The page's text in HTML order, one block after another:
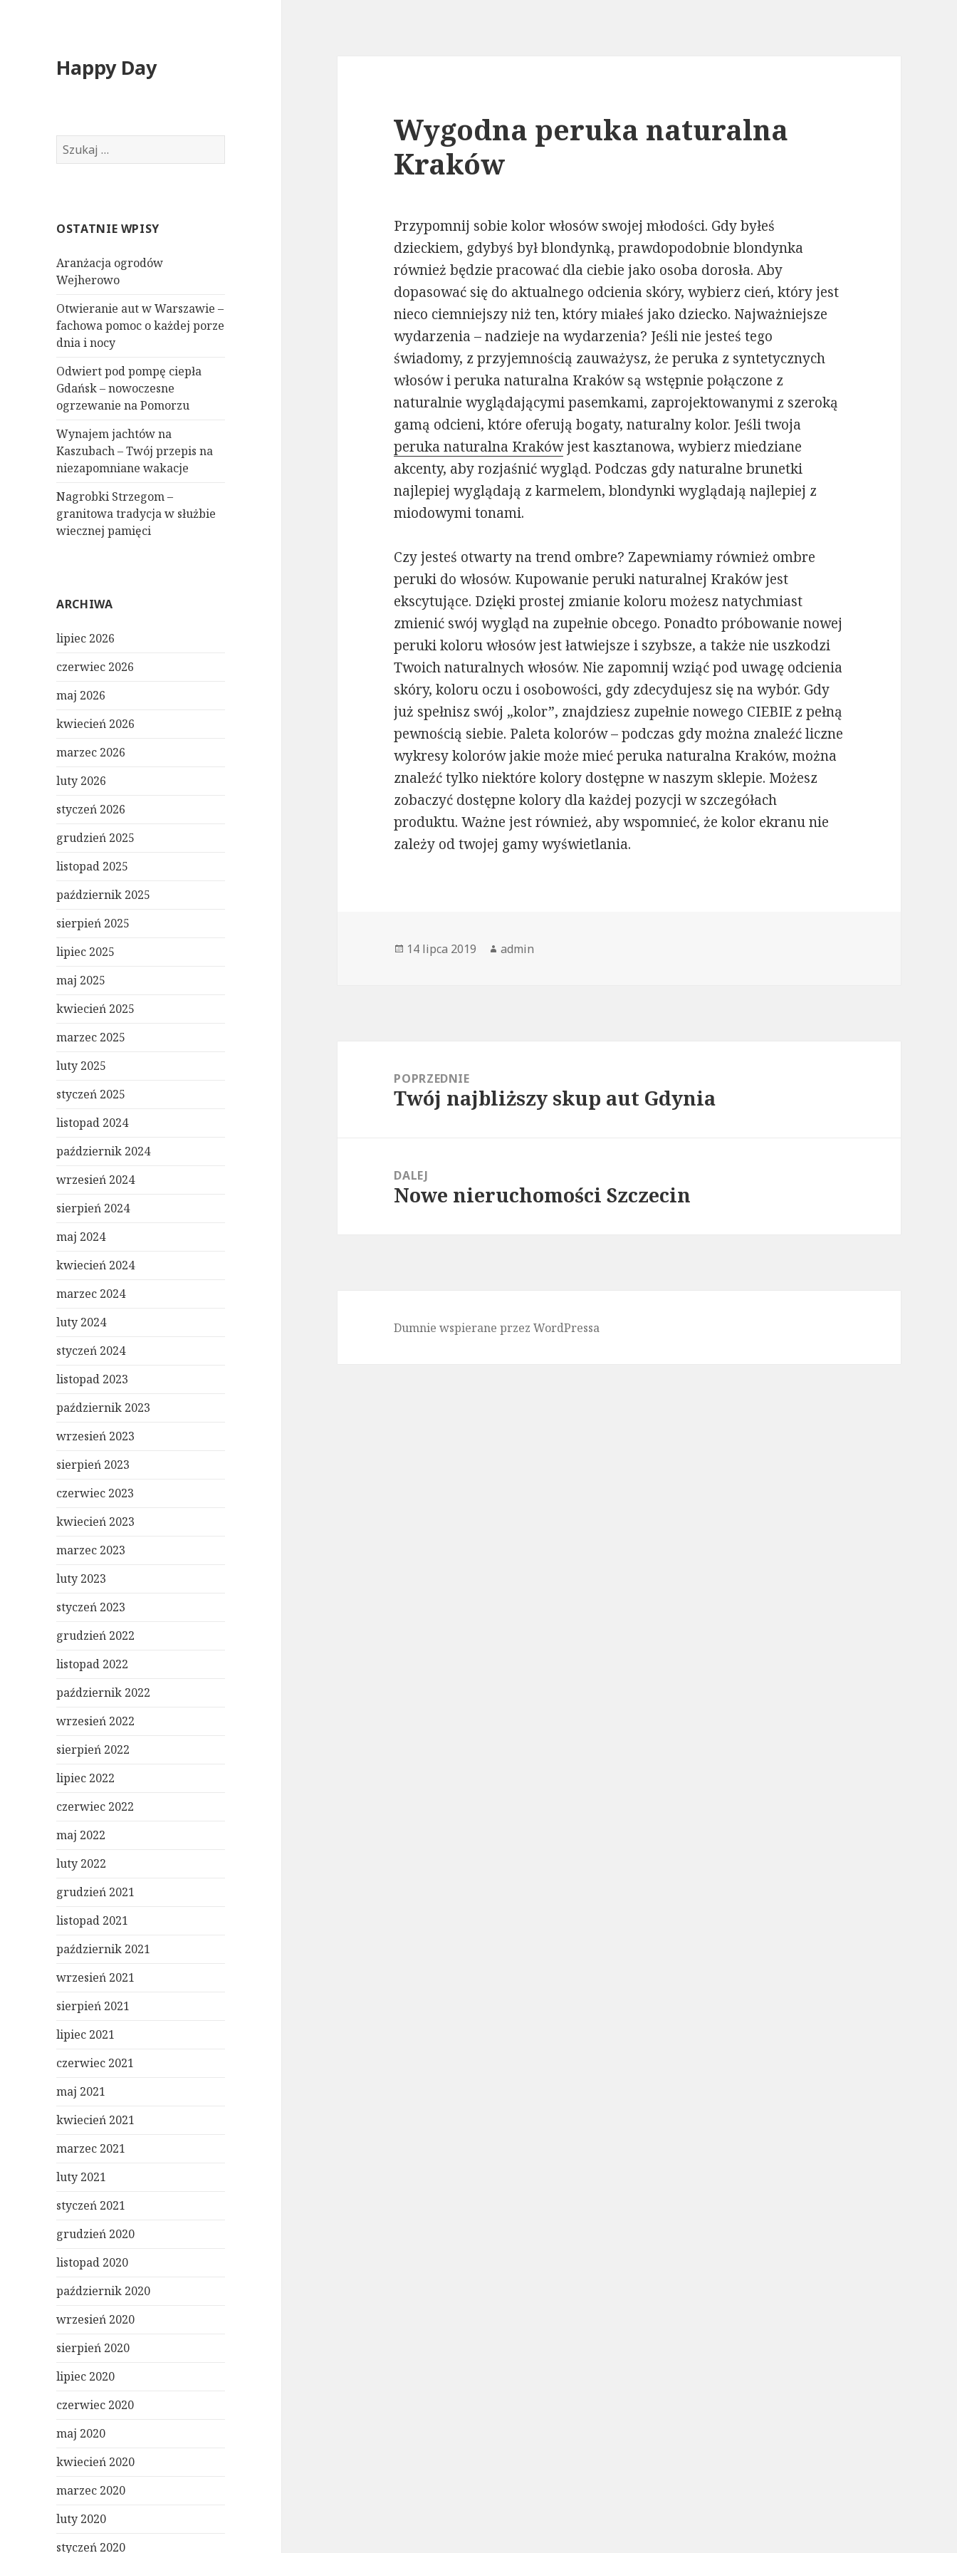
Happy Day
Szukaj:
OSTATNIE WPISY
Aranżacja ogrodów
Wejherowo
Otwieranie aut w Warszawie –
fachowa pomoc o każdej porze
dnia i nocy
Odwiert pod pompę ciepła
Gdańsk – nowoczesne
ogrzewanie na Pomorzu
Wynajem jachtów na
Kaszubach – Twój przepis na
niezapomniane wakacje
Nagrobki Strzegom –
granitowa tradycja w służbie
wiecznej pamięci
ARCHIWA
lipiec 2026
czerwiec 2026
maj 2026
kwiecień 2026
marzec 2026
luty 2026
styczeń 2026
grudzień 2025
listopad 2025
październik 2025
sierpień 2025
lipiec 2025
maj 2025
kwiecień 2025
marzec 2025
luty 2025
styczeń 2025
listopad 2024
październik 2024
wrzesień 2024
sierpień 2024
maj 2024
kwiecień 2024
marzec 2024
luty 2024
styczeń 2024
listopad 2023
październik 2023
wrzesień 2023
sierpień 2023
czerwiec 2023
kwiecień 2023
marzec 2023
luty 2023
styczeń 2023
grudzień 2022
listopad 2022
październik 2022
wrzesień 2022
sierpień 2022
lipiec 2022
czerwiec 2022
maj 2022
luty 2022
grudzień 2021
listopad 2021
październik 2021
wrzesień 2021
sierpień 2021
lipiec 2021
czerwiec 2021
maj 2021
kwiecień 2021
marzec 2021
luty 2021
styczeń 2021
grudzień 2020
listopad 2020
październik 2020
wrzesień 2020
sierpień 2020
lipiec 2020
czerwiec 2020
maj 2020
kwiecień 2020
marzec 2020
luty 2020
styczeń 2020
Wygodna peruka naturalna
Kraków
Przypomnij sobie kolor włosów swojej młodości. Gdy byłeś
dzieckiem, gdybyś był blondynką, prawdopodobnie blondynka
również będzie pracować dla ciebie jako osoba dorosła. Aby
dopasować się do aktualnego odcienia skóry, wybierz cień, który jest
nieco ciemniejszy niż ten, który miałeś jako dziecko. Najważniejsze
wydarzenia – nadzieje na wydarzenia? Jeśli nie jesteś tego
świadomy, z przyjemnością zauważysz, że peruka z syntetycznych
włosów i peruka naturalna Kraków są wstępnie połączone z
naturalnie wyglądającymi pasemkami, zaprojektowanymi z szeroką
gamą odcieni, które oferują bogaty, naturalny kolor. Jeśli twoja
peruka naturalna Krakówjest kasztanowa, wybierz miedziane
akcenty, aby rozjaśnić wygląd. Podczas gdy naturalne brunetki
najlepiej wyglądają z karmelem, blondynki wyglądają najlepiej z
miodowymi tonami.
Czy jesteś otwarty na trend ombre? Zapewniamy również ombre
peruki do włosów. Kupowanie peruki naturalnej Kraków jest
ekscytujące. Dzięki prostej zmianie koloru możesz natychmiast
zmienić swój wygląd na zupełnie obcego. Ponadto próbowanie nowej
peruki koloru włosów jest łatwiejsze i szybsze, a także nie uszkodzi
Twoich naturalnych włosów. Nie zapomnij wziąć pod uwagę odcienia
skóry, koloru oczu i osobowości, gdy zdecydujesz się na wybór. Gdy
już spełnisz swój „kolor”, znajdziesz zupełnie nowego CIEBIE z pełną
pewnością siebie. Paleta kolorów – podczas gdy można znaleźć liczne
wykresy kolorów jakie może mieć peruka naturalna Kraków, można
znaleźć tylko niektóre kolory dostępne w naszym sklepie. Możesz
zobaczyć dostępne kolory dla każdej pozycji w szczegółach
produktu. Ważne jest również, aby wspomnieć, że kolor ekranu nie
zależy od twojej gamy wyświetlania.
Opublikowano
14 lipca 2019 Autor
admin
POPRZEDNIE
Poprzedni
Twój najbliższy skup aut Gdynia
DALEJ
Następny
Nowe nieruchomości Szczecin
Dumnie wspierane przez WordPressa